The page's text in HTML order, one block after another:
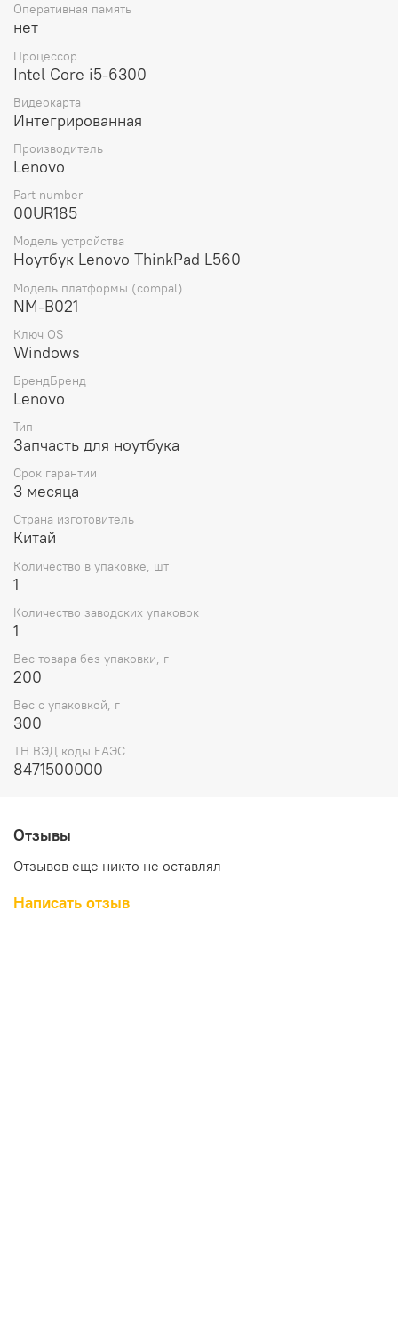
Материнская плата оснащена процессором Intel Core
i5-6300, который обеспечивает высокую
производительность и стабильность работы ноутбука.
Интегрированная видеочип позволяет наслаждаться
качественным изображением на экране.
Легкая и компактная материнская плата имеет вес
транспортировки и установки.
Приобретая материнскую плату для ноутбука Lenovo
ThinkPad L560, вы получаете оригинальную деталь от
стабильную работу вашего устройства и продлит его
срок службы.
Оперативная память
нет
Процессор
Intel Core i5-6300
Видеокарта
Интегрированная
Производитель
Lenovo
Part number
00UR185
Модель устройства
Ноутбук Lenovo ThinkPad L560
Модель платформы (compal)
NM-B021
Ключ OS
Windows
БрендБренд
Lenovo
Тип
Запчасть для ноутбука
Срок гарантии
3 месяца
Страна изготовитель
Китай
Количество в упаковке, шт
1
Количество заводских упаковок
1
Вес товара без упаковки, г
200
Вес с упаковкой, г
300
ТН ВЭД коды ЕАЭС
8471500000
Отзывы
Отзывов еще никто не оставлял
Написать отзыв